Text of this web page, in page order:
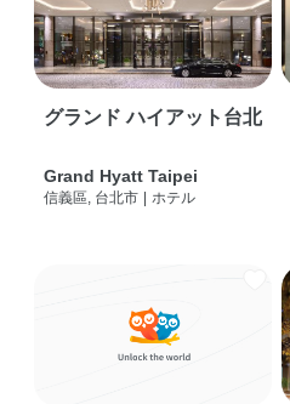
グランド ハイアット台北
Grand Hyatt Taipei
信義區, 台北市 ホテル